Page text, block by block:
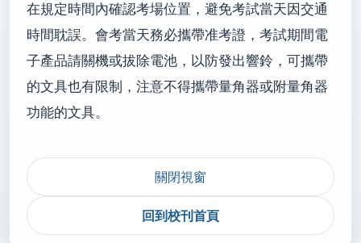
在規定時間內確認考場位置，避免考試當天因交通
時間耽誤。會考當天務必攜帶准考證，考試期間電
子產品請關機或拔除電池，以防發出響鈴，可攜帶
的文具也有限制，注意不得攜帶量角器或附量角器
功能的文具。
關閉視窗
回到校刊首頁